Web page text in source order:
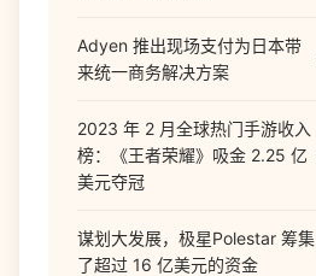
Adyen 推出现场支付为日本带
来统一商务解决方案
2023 年 2 月全球热门手游收入
榜：《王者荣耀》吸金 2.25 亿
美元夺冠
谋划大发展，极星Polestar 筹集
了超过 16 亿美元的资金